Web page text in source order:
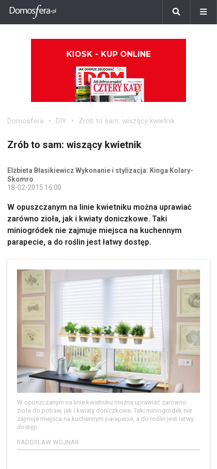
KIOSK - KUP ONLINE
Domosfera DIY Zrób to sam: wiszący kwietnik
Zrób to sam: wiszący kwietnik
Elżbieta Błasikiewicz Wykonanie i stylizacja: Kinga Kolary-
Skomro
18-02-2015 16:00
W opuszczanym na linie kwietniku można uprawiać
zarówno zioła, jak i kwiaty doniczkowe. Taki
miniogródek nie zajmuje miejsca na kuchennym
parapecie, a do roślin jest łatwy dostęp.
W opuszczanym na linie kwietniku można uprawiać zarówno
zioła do potraw, jak i kwiaty doniczkowe. Taki miniogródek nie
zajmuje miejsca na kuchennym parapecie, a do roślin jest łatwy
dostęp.
RADOSLAW WOJNAR